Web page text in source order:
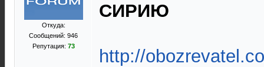
Откуда:
Сообщений: 946
Репутация: 73
СИРИЮ
http://